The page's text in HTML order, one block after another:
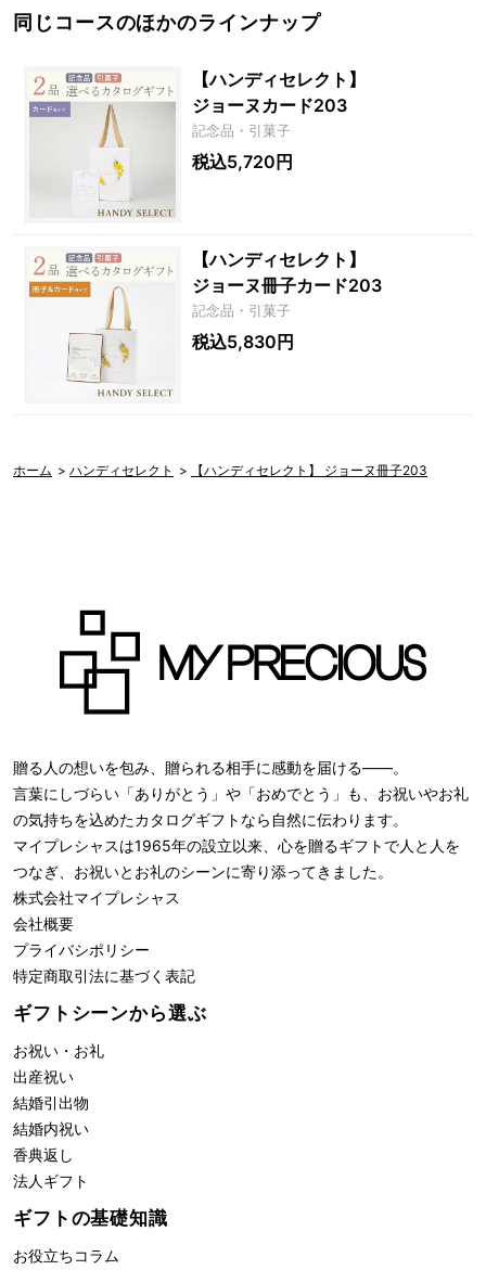
同じコースのほかのラインナップ
【ハンディセレクト】
ジョーヌカード203
記念品・引菓子
税込5,720円
【ハンディセレクト】
ジョーヌ冊子カード203
記念品・引菓子
税込5,830円
ホーム > ハンディセレクト > 【ハンディセレクト】 ジョーヌ冊子203
贈る人の想いを包み、贈られる相手に感動を届ける――。
言葉にしづらい「ありがとう」や「おめでとう」も、お祝いやお礼
の気持ちを込めたカタログギフトなら自然に伝わります。
マイプレシャスは1965年の設立以来、心を贈るギフトで人と人を
つなぎ、お祝いとお礼のシーンに寄り添ってきました。
株式会社マイプレシャス
会社概要
プライバシポリシー
特定商取引法に基づく表記
ギフトシーンから選ぶ
お祝い・お礼
出産祝い
結婚引出物
結婚内祝い
香典返し
法人ギフト
ギフトの基礎知識
お役立ちコラム